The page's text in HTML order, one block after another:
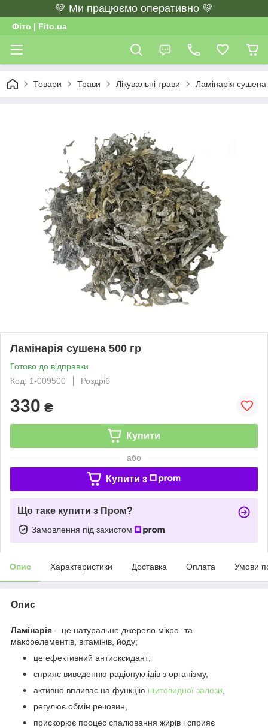
💚 Ми працюємо оперативно 💚
Фіто | Fito.ua
Товари Трави Лікувальні трави Ламінарія
Ламінарія сушена 500 гр
Готово до відправки
Код: 1-009500
Роздріб
330 ₴
Купити
або
Купити з
Що таке купити з Пром?
Замовлення під захистом
Опис Характеристики Доставка Оплата Умови
Опис
Ламінарія – це натуральне джерело мікро- та
макроелементів, вітамінів, йоду;
це ефективний антиоксидант;
сприяє виведенню радіонуклідів з організму,
активно впливає на функцію щитовидної залози
регулює обмін речовин,
прискорює процес спалювання жирів і сприяє